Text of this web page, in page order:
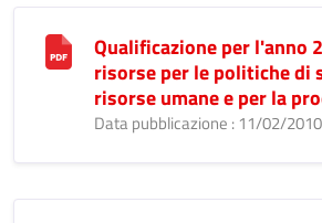
Qualificazione per l'anno
risorse per le politiche di
risorse umane e per la
Data pubblicazione : 11/02/